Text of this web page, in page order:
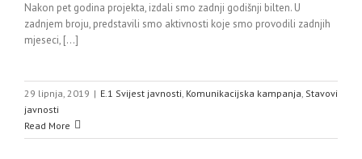
Nakon pet godina projekta, izdali smo zadnji godišnji bilten. U
zadnjem broju, predstavili smo aktivnosti koje smo provodili zadnjih
mjeseci, [...]
29 lipnja, 2019 | E.1 Svijest javnosti Komunikacijska kampanja Stavovi
javnosti
Read More